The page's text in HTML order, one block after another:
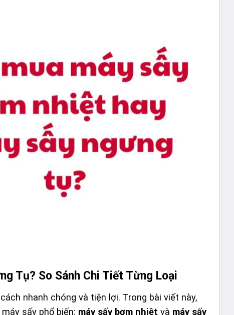
Tụ? So Sánh Chi Tiết Từng Loại
nhanh chóng và tiện lợi. Trong bài viết này,
sấy phổ biến: máy sấy bơm nhiệt và máy sấy